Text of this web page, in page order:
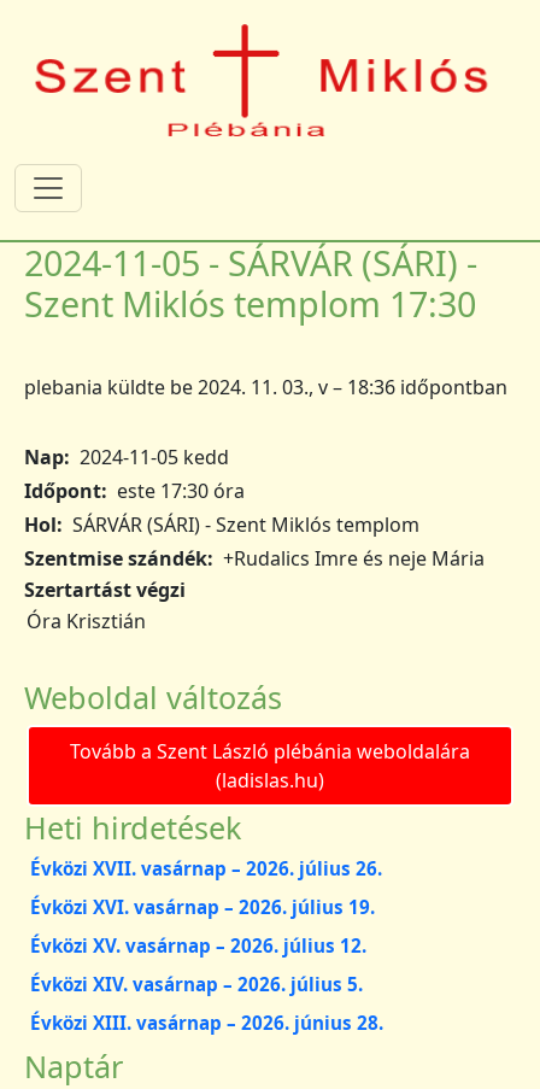
2024-11-05 - SÁRVÁR (SÁRI) -
Szent Miklós templom 17:30
plebania küldte be2024. 11. 03., v – 18:36 időpontban
Nap 2024-11-05 kedd
Időpont
este 17:30 óra
Hol
SÁRVÁR (SÁRI) - Szent Miklós templom
Szentmise szándék +Rudalics Imre és neje Mária
Szertartást végzi
Óra Krisztián
Weboldal változás
Tovább a Szent László plébánia weboldalára
(ladislas.hu)
Heti hirdetések
Évközi XVII. vasárnap – 2026. július 26.
Évközi XVI. vasárnap – 2026. július 19.
Évközi XV. vasárnap – 2026. július 12.
Évközi XIV. vasárnap – 2026. július 5.
Évközi XIII. vasárnap – 2026. június 28.
Naptár